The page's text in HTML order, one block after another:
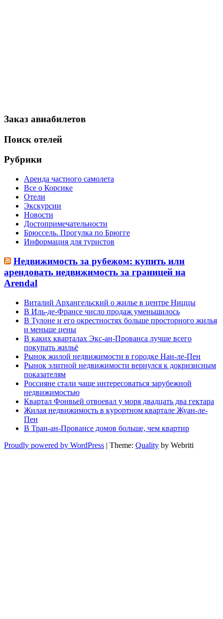
Заказ авиабилетов
Поиск отелей
Рубрики
Аренда частного самолета
Все о Корсике
Отели
Экскурсии
Новости
Достопримечательности
Брюссель. Прогулка по Брюгге
Информация для туристов
Недвижимость за рубежом: купить или
арендовать недвижимость за границей на
Arendal
Виталий Архангельский о жилье в центре Ниццы
В Иль-де-Франсе число продаж уменьшилось
В Тулоне и его окрестностях больше просторного жилья
и меньше цены
В каких кварталах Экс-ан-Прованса лучше всего
покупать жильё
Рынок жилой недвижимости в городке Нан-ле-Пен
Рынок элитной недвижимости вернулся к докризисным
показателям
Россияне стали чаще интересоваться зарубежной
недвижимостью
Квартал Фонвьей отвоевал у моря двадцать два гектара
Жилая недвижимость в курортном квартале Жуан-ле-
Пен
В Тран-ан-Провансе домов больше, чем квартир
Proudly powered by WordPress | Theme: Quality by Webriti